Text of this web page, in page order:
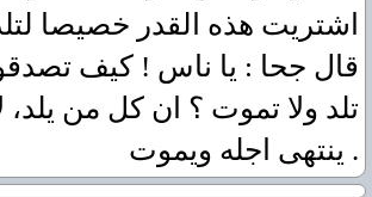
اشتريت هذه القدر خصيصا
قال جحا : يا ناس ! كيف
تلد ولا تموت ؟ ان كل من يلد،
ينتهى اجله ويموت .